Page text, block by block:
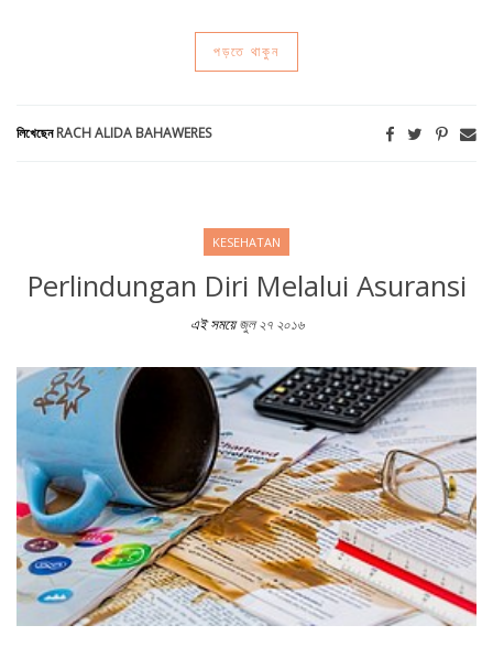
পড়তে থাকুন
লিখেছেনRACH ALIDA BAHAWERES
KESEHATAN
Perlindungan Diri Melalui Asuransi
এই সময়েজুল ২৭ ২০১৬
Perlindungan Diri Melalui Asuransi